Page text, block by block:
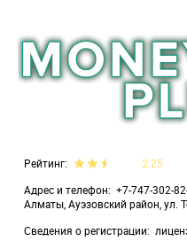
Рейтинг
2.25
Адрес и телефон
+7-747-302-
Алматы, Ауэзовский район, ул.
Сведения о регистрации